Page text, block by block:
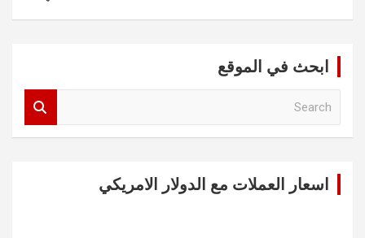
ابحث في الموقع
اسعار العملات مع الدولار الامريكي